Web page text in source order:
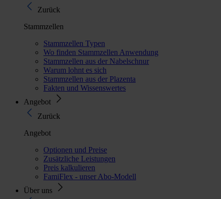
Zurück
Stammzellen
Stammzellen Typen
Wo finden Stammzellen Anwendung
Stammzellen aus der Nabelschnur
Warum lohnt es sich
Stammzellen aus der Plazenta
Fakten und Wissenswertes
Angebot
Zurück
Angebot
Optionen und Preise
Zusätzliche Leistungen
Preis kalkulieren
FamiFlex - unser Abo-Modell
Über uns